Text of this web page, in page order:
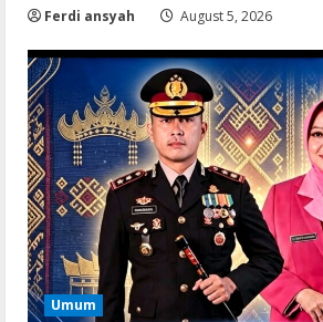
Ferdi ansyah August 5, 2026
Umum